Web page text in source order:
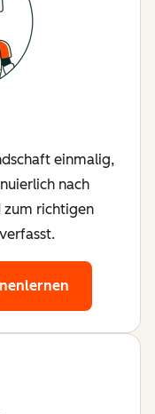
einmalig,
nach
zum richtigen